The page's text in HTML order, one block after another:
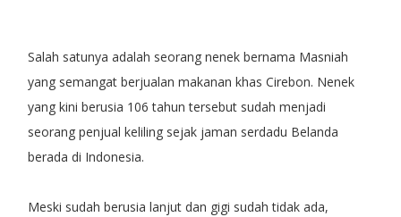
Salah satunya adalah seorang nenek bernama Masniah
yang semangat berjualan makanan khas Cirebon. Nenek
yang kini berusia 106 tahun tersebut sudah menjadi
seorang penjual keliling sejak jaman serdadu Belanda
berada di Indonesia.
Meski sudah berusia lanjut dan gigi sudah tidak ada,